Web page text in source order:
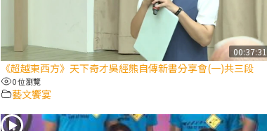
00:37:31
《超越東西方》天下奇才吳經熊自傳新書分享會(一)共三段
0 位瀏覽
藝文饗宴